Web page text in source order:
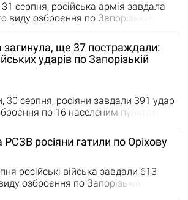
серпня, російська армія завдала
виду озброєння по Запорізькій
російської атаки Преображенки
66-річна жінка. Тричі ворог
Щербаки, Новоандріївку та Малу
авіаційних ударів було завдано
ще 37 постраждали:
ударів по Запорізькій
30 серпня, росіяни завдали 391 удар
по 16 населеним пунктам
одна людина. Ще 37 людей у
та Пологівському районах
внаслідок ворожих ударів. Вчора
ракетних уларів по Запоріжжю.
РСЗВ росіяни гатили по Оріхову
російські війська завдали 613
озброєння по Запорізькій